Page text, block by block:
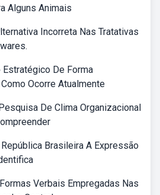
Alguns Animais
Incorreta Nas Tratativas
De Forma
Ocorre Atualmente
De Clima Organizacional
Brasileira A Expressão
Verbais Empregadas Nas